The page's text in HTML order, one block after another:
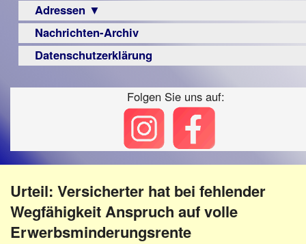
LPF-
Broschüre
Monokular
Mac
Instagram-
Archiv
Berichte
Vorstand
Satzung
Beitritt
Sehbehinderung
Frühförderung
Schule
–
Hilfsmittel
-
PC
Adressen ▼
Augenoptiker
Berufsbildungswerke
Familienratgeber
Verbände
Nachrichten-Archiv
Datenschutzerklärung
Folgen Sie uns auf:
Urteil: Versicherter hat bei fehlender
Wegfähigkeit Anspruch auf volle
Erwerbsminderungsrente